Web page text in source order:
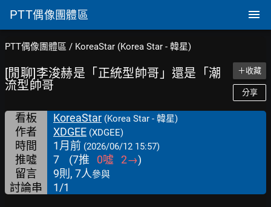
PTT偶像團體區
PTT偶像團體區 / KoreaStar (Korea Star - 韓星)
[閒聊]李浚赫是「正統型帥哥」還是「潮
流型帥哥
＋收藏
分享
看板 KoreaStar (Korea Star - 韓星)
作者 XDGEE (XDGEE)
時間 1月前 (2026/06/12 15:57)
推噓 7 (7推 0噓 2→)
留言
9則, 7人參與
討論串 1/1